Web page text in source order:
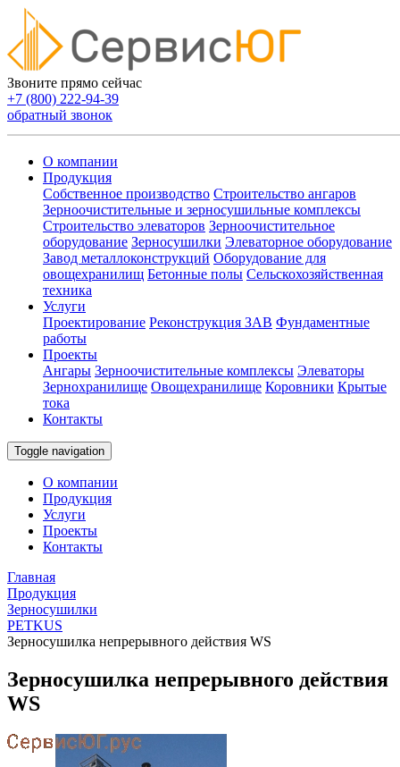
Звоните прямо сейчас
+7 (800) 222-94-39
обратный звонок
О компании
Продукция
Собственное производство Строительство ангаров
Зерноочистительные и зерносушильные комплексы
Строительство элеваторов Зерноочистительное
оборудование Зерносушилки Элеваторное оборудование
Завод металлоконструкций Оборудование для
овощехранилищ Бетонные полы Сельскохозяйственная
техника
Услуги
Проектирование Реконструкция ЗАВ Фундаментные
работы
Проекты
Ангары Зерноочистительные комплексы Элеваторы
Зернохранилище Овощехранилищe Коровники Крытые
тока
Контакты
Toggle navigation
О компании
Продукция
Услуги
Проекты
Контакты
Главная
Продукция
Зерносушилки
PETKUS
Зерносушилка непрерывного действия WS
Зерносушилка непрерывного действия
WS